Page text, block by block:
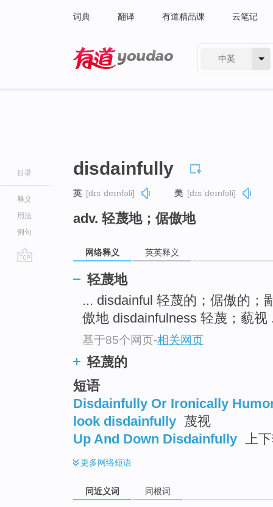
词典 翻译 有道精品课 云笔记
中英
目录
释义
用法
例句
disdainfully
英 [dɪsˈdeɪnfəli] 美 [dɪsˈdeɪnfəli]
adv. 轻蔑地；倨傲地
网络释义 英英释义
轻蔑地
... disdainful 轻蔑的；倨傲的；
傲地 disdainfulness 轻蔑；藐视
基于85个网页-相关网页
轻蔑的
短语
Disdainfully Or Ironically
look disdainfully 蔑视
Up And Down Disdainfully
上
更多网络短语
同近义词 同根词